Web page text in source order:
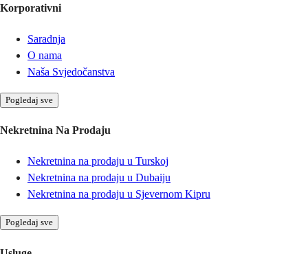
Korporativni
Saradnja
O nama
Naša Svjedočanstva
Pogledaj sve
Nekretnina Na Prodaju
Nekretnina na prodaju u Turskoj
Nekretnina na prodaju u Dubaiju
Nekretnina na prodaju u Sjevernom Kipru
Pogledaj sve